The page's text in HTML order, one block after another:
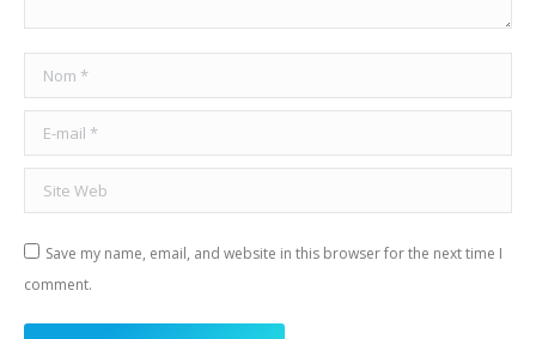
Nom *
E-mail *
Site Web
Save my name, email, and website in this browser for the next time I
comment.